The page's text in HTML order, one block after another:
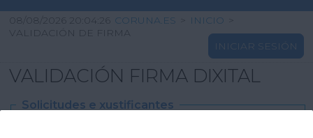
INICIO
INFORMACIÓN PÚBLICA
08/08/2026 20:04:26 CORUNA.ES > INICIO
>
VALIDACIÓN DE FIRMA
INICIAR SESIÓN
VALIDACIÓN FIRMA DIXITAL
Solicitudes e xustificantes